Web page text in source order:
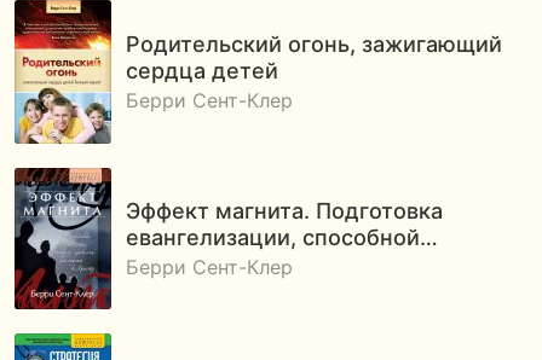
Родительский огонь, зажигающий
сердца детей
Берри Сент-Клер
Эффект магнита. Подготовка
евангелизации, способной…
Берри Сент-Клер